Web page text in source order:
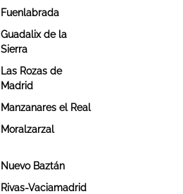
Fuenlabrada
Guadalix de la
Sierra
Las Rozas de
Madrid
Manzanares el Real
Moralzarzal
Nuevo Baztán
Rivas-Vaciamadrid